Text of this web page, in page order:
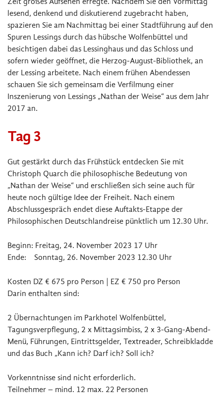
lesend, denkend und diskutierend zugebracht haben,
spazieren Sie am Nachmittag bei einer Stadtführung auf den
Spuren Lessings durch das hübsche Wolfenbüttel und
besichtigen dabei das Lessinghaus und das Schloss und
sofern wieder geöffnet, die Herzog-August-Bibliothek, an
der Lessing arbeitete. Nach einem frühen Abendessen
schauen Sie sich gemeinsam die Verfilmung einer
Inszenierung von Lessings „Nathan der Weise“ aus dem Jahr
2017 an.
Tag 3
Gut gestärkt durch das Frühstück entdecken Sie mit
Christoph Quarch die philosophische Bedeutung von
„Nathan der Weise“ und erschließen sich seine auch für
heute noch gültige Idee der Freiheit. Nach einem
Abschlussgespräch endet diese Auftakts-Etappe der
Philosophischen Deutschlandreise pünktlich um 12.30 Uhr.
Beginn: Freitag, 24. November 2023 17 Uhr
Ende: Sonntag, 26. November 2023 12.30 Uhr
Kosten DZ € 675 pro Person | EZ € 750 pro Person
Darin enthalten sind:
2 Übernachtungen im Parkhotel Wolfenbüttel,
Tagungsverpflegung, 2 x Mittagsimbiss, 2 x 3-Gang-Abend-
Menü, Führungen, Eintrittsgelder, Textreader, Schreibkladde
und das Buch „Kann ich? Darf ich? Soll ich?
Vorkenntnisse sind nicht erforderlich.
Teilnehmer – mind. 12 max. 22 Personen